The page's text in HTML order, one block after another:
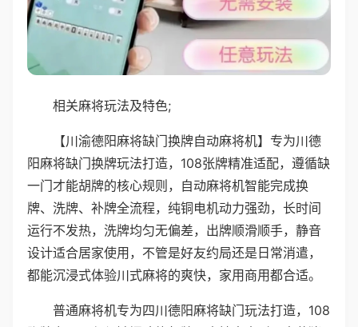
相关麻将玩法及特色;
【川渝德阳麻将缺门换牌自动麻将机】专为川德
阳麻将缺门换牌玩法打造，108张牌精准适配，遵循缺
一门才能胡牌的核心规则，自动麻将机智能完成换
牌、洗牌、补牌全流程，纯铜电机动力强劲，长时间
运行不发热，洗牌均匀无偏差，出牌顺滑顺手，静音
设计适合居家使用，不管是好友约局还是日常消遣，
都能沉浸式体验川式麻将的爽快，家用商用都合适。
普通麻将机专为四川德阳麻将缺门玩法打造，108